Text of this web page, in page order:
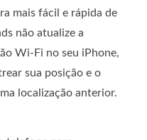
mais fácil e rápida de
não atualize a
Wi-Fi no seu iPhone,
sua posição e o
localização anterior.